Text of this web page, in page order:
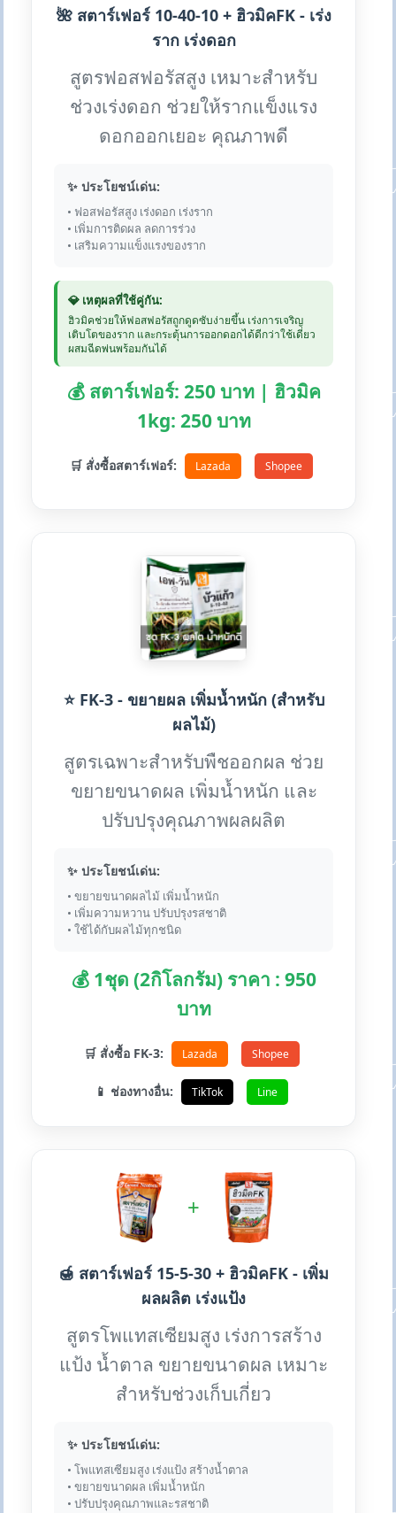
🌺 สตาร์เฟอร์ 10-40-10 + ฮิวมิคFK - เร่ง
ราก เร่งดอก
สูตรฟอสฟอรัสสูง เหมาะสำหรับ
ช่วงเร่งดอก ช่วยให้รากแข็งแรง
ดอกออกเยอะ คุณภาพดี
✨ ประโยชน์เด่น:
• ฟอสฟอรัสสูง เร่งดอก เร่งราก
• เพิ่มการติดผล ลดการร่วง
• เสริมความแข็งแรงของราก
💎 เหตุผลที่ใช้คู่กัน:
ฮิวมิคช่วยให้ฟอสฟอรัสถูกดูดซับง่ายขึ้น เร่งการเจริญ
เติบโตของราก และกระตุ้นการออกดอกได้ดีกว่าใช้เดี่ยว
ผสมฉีดพ่นพร้อมกันได้
💰 สตาร์เฟอร์: 250 บาท | ฮิวมิค
1kg: 250 บาท
🛒 สั่งซื้อสตาร์เฟอร์: Lazada Shopee
⭐ FK-3 - ขยายผล เพิ่มน้ำหนัก (สำหรับ
ผลไม้)
สูตรเฉพาะสำหรับพืชออกผล ช่วย
ขยายขนาดผล เพิ่มน้ำหนัก และ
ปรับปรุงคุณภาพผลผลิต
✨ ประโยชน์เด่น:
• ขยายขนาดผลไม้ เพิ่มน้ำหนัก
• เพิ่มความหวาน ปรับปรุงรสชาติ
• ใช้ได้กับผลไม้ทุกชนิด
💰 1ชุด (2กิโลกรัม) ราคา : 950
บาท
🛒 สั่งซื้อ FK-3: Lazada Shopee
📱 ช่องทางอื่น: TikTok Line
+
🍯 สตาร์เฟอร์ 15-5-30 + ฮิวมิคFK - เพิ่ม
ผลผลิต เร่งแป้ง
สูตรโพแทสเซียมสูง เร่งการสร้าง
แป้ง น้ำตาล ขยายขนาดผล เหมาะ
สำหรับช่วงเก็บเกี่ยว
✨ ประโยชน์เด่น:
• โพแทสเซียมสูง เร่งแป้ง สร้างน้ำตาล
• ขยายขนาดผล เพิ่มน้ำหนัก
• ปรับปรุงคุณภาพและรสชาติ